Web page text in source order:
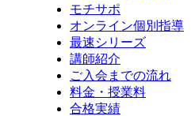
モチサポ
オンライン個別指導
最速シリーズ
講師紹介
ご入会までの流れ
料金・授業料
合格実績